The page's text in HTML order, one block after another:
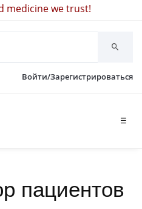
medicine we trust!
Войти/Зарегистрироваться
☰
пациентов